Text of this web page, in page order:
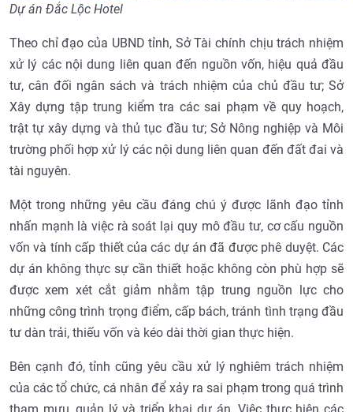
Dự án Đắc Lộc Hotel
Theo chỉ đạo của UBND tỉnh, Sở Tài chính chịu trách nhiệm
xử lý các nội dung liên quan đến nguồn vốn, hiệu quả đầu
tư, cân đối ngân sách và trách nhiệm của chủ đầu tư; Sở
Xây dựng tập trung kiểm tra các sai phạm về quy hoạch,
trật tự xây dựng và thủ tục đầu tư; Sở Nông nghiệp và Môi
trường phối hợp xử lý các nội dung liên quan đến đất đai và
tài nguyên.
Một trong những yêu cầu đáng chú ý được lãnh đạo tỉnh
nhấn mạnh là việc rà soát lại quy mô đầu tư, cơ cấu nguồn
vốn và tính cấp thiết của các dự án đã được phê duyệt. Các
dự án không thực sự cần thiết hoặc không còn phù hợp sẽ
được xem xét cắt giảm nhằm tập trung nguồn lực cho
những công trình trọng điểm, cấp bách, tránh tình trạng đầu
tư dàn trải, thiếu vốn và kéo dài thời gian thực hiện.
Bên cạnh đó, tỉnh cũng yêu cầu xử lý nghiêm trách nhiệm
của các tổ chức, cá nhân để xảy ra sai phạm trong quá trình